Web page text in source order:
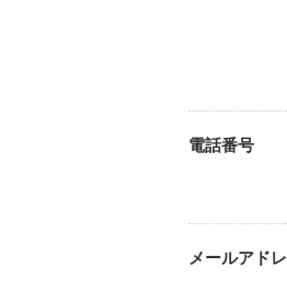
電話番号
メールアド